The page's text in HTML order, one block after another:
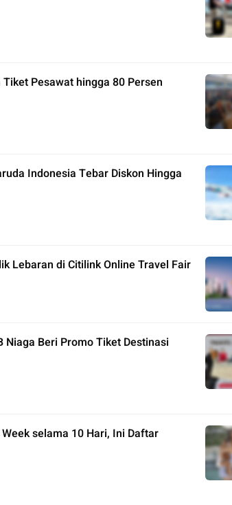
Pesawat hingga 80 Persen
Indonesia Tebar Diskon Hingga
Lebaran di Citilink Online Travel Fair
Niaga Beri Promo Tiket Destinasi
selama 10 Hari, Ini Daftar